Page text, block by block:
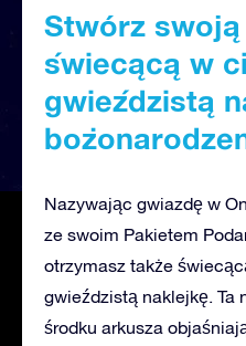
Stwórz swoją
świecącą w
gwieździstą
Nazywając gwiazdę w
ze swoim Pakietem
otrzymasz także
gwieździstą naklejkę. Ta
środku arkusza